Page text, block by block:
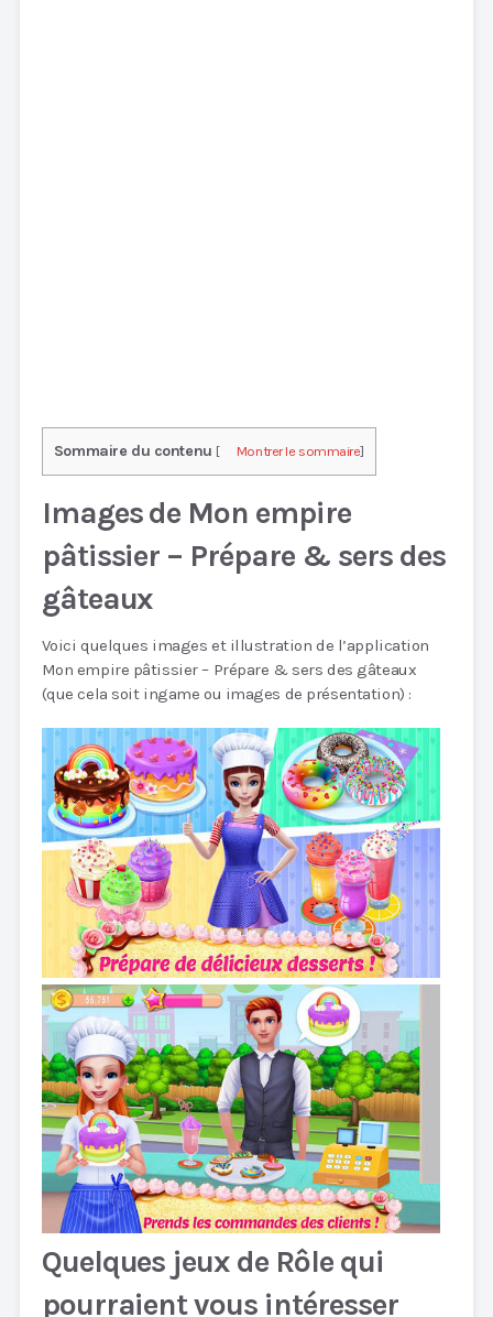
Sommaire du contenu [ Montrer le sommaire]
Images de Mon empire
pâtissier – Prépare & sers des
gâteaux
Voici quelques images et illustration de l’application
Mon empire pâtissier – Prépare & sers des gâteaux
(que cela soit ingame ou images de présentation) :
Quelques jeux de Rôle qui
pourraient vous intéresser